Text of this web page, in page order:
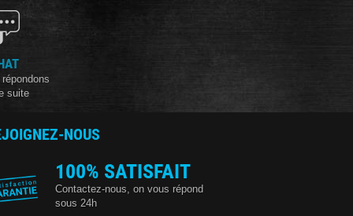
suite
NOUS
100% SATISFAIT
Contactez-nous, on vous répond
sous 24h